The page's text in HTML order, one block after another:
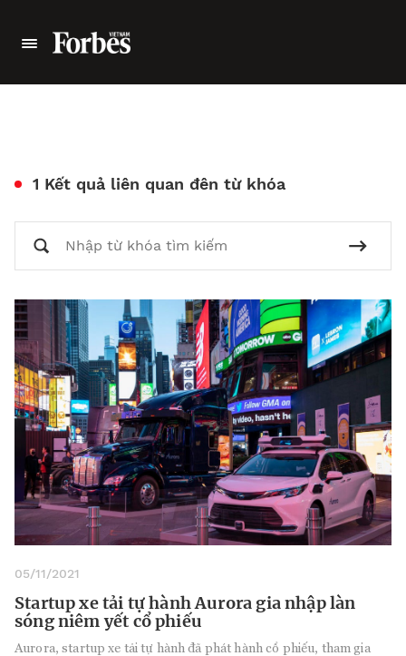
1 Kết quả liên quan đên từ khóa
05/11/2021
Startup xe tải tự hành Aurora gia nhập làn
sóng niêm yết cổ phiếu
Aurora, startup xe tải tự hành đã phát hành cổ phiếu, tham gia